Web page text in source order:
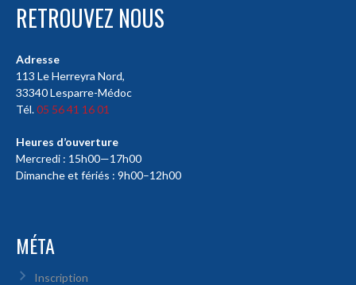
RETROUVEZ NOUS
Adresse
113 Le Herreyra Nord,
33340 Lesparre-Médoc
Tél.05 56 41 16 01
Heures d’ouverture
Mercredi : 15h00—17h00
Dimanche et fériés : 9h00–12h00
MÉTA
Inscription